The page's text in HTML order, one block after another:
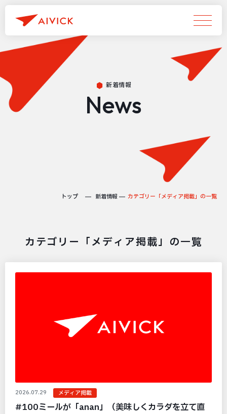
新着情報
News
トップ 新着情報 カテゴリー「メディア掲載」の一覧
カテゴリー「メディア掲載」の一覧
2026.07.29 メディア掲載
#100ミールが「anan」（美味しくカラダを立て直